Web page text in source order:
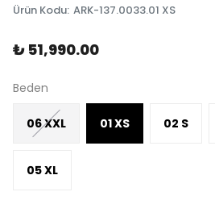
Ürün Kodu: ARK-137.0033.01 XS
₺ 51,990.00
Beden
06 XXL 01 XS 02 S
05 XL